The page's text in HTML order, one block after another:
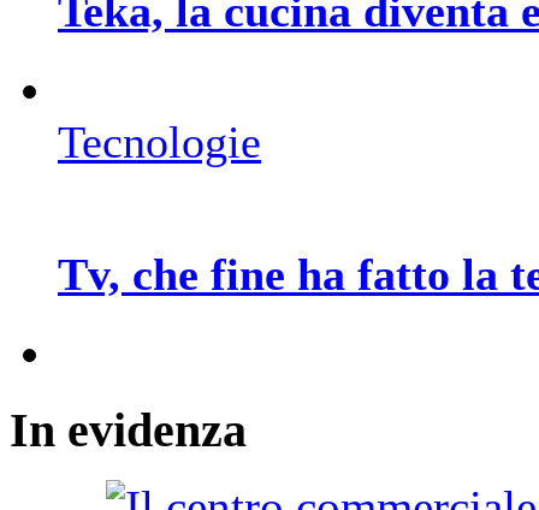
Teka, la cucina diventa
Tecnologie
Tv, che fine ha fatto la
In evidenza